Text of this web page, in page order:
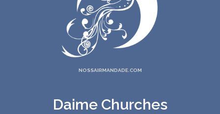
NOSSAIRMANDADE.COM
Daime Churches